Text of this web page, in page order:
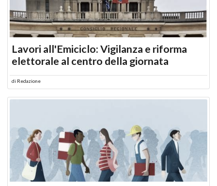
Lavori all'Emiciclo: Vigilanza e riforma
elettorale al centro della giornata
di Redazione